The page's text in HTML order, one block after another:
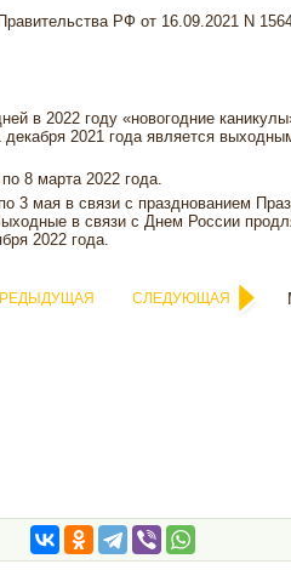
РФ от 16.09.2021 N
в 2022 году «новогодние
декабря 2021 года является
8 марта 2022 года.
3 мая в связи с празднованием
в связи с Днем России
2022 года.
СЛЕДУЮЩАЯ